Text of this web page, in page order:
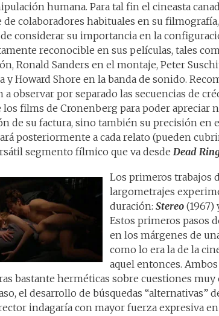
humana. Para tal fin el cineasta
de colaboradores habituales en su
considerar su importancia en la
reconocible en sus películas, tales
Ronald Sanders en el montaje, Peter
y Howard Shore en la banda de sonido.
a observar por separado las secuencias de
los films de Cronenberg para poder apreciar
de su factura, sino también su precisión en
posteriormente a cada relato (pueden
segmento fílmico que va desde Dead
Los primeros trabajos
largometrajes
duración: Stereo (1967)
Estos primeros pasos
en los márgenes de
como lo era la de la
aquel entonces.
bastante herméticas sobre cuestiones muy
el desarrollo de búsquedas “alternativas”
indagaría con mayor fuerza expresiva